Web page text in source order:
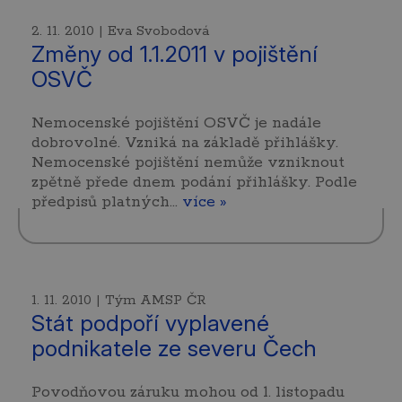
2. 11. 2010 | Eva Svobodová
Změny od 1.1.2011 v pojištění
OSVČ
Nemocenské pojištění OSVČ je nadále
dobrovolné. Vzniká na základě přihlášky.
Nemocenské pojištění nemůže vzniknout
zpětně přede dnem podání přihlášky. Podle
předpisů platných… více »
1. 11. 2010 | Tým AMSP ČR
Stát podpoří vyplavené
podnikatele ze severu Čech
Povodňovou záruku mohou od 1. listopadu